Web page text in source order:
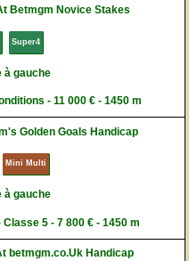
Betmgm Novice Stakes
Super4
à gauche
- 11 000 € - 1450 m
Golden Goals Handicap
Mini Multi
à gauche
5 - 7 800 € - 1450 m
betmgm.co.Uk Handicap